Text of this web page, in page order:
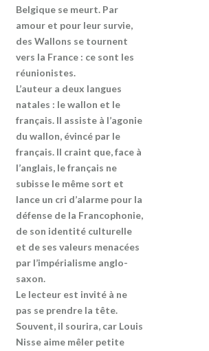
Belgique se meurt. Par
amour et pour leur survie,
des Wallons se tournent
vers la France : ce sont les
réunionistes.
L’auteur a deux langues
natales : le wallon et le
français. Il assiste à l’agonie
du wallon, évincé par le
français. Il craint que, face à
l’anglais, le français ne
subisse le même sort et
lance un cri d’alarme pour la
défense de la Francophonie,
de son identité culturelle
et de ses valeurs menacées
par l’impérialisme anglo-
saxon.
Le lecteur est invité à ne
pas se prendre la tête.
Souvent, il sourira, car Louis
Nisse aime mêler petite